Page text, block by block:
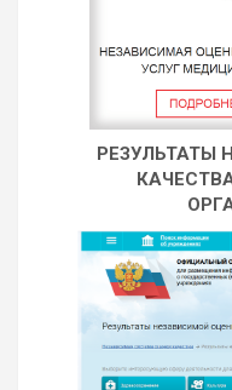
РЕЗУЛЬТАТЫ